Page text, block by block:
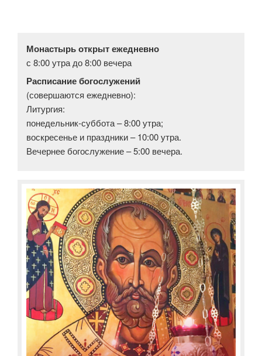
Монастырь открыт ежедневно
с 8:00 утра до 8:00 вечера
Расписание богослужений
(совершаются ежедневно):
Литургия:
понедельник-суббота – 8:00 утра;
воскресенье и праздники – 10:00 утра.
Вечернее богослужение – 5:00 вечера.